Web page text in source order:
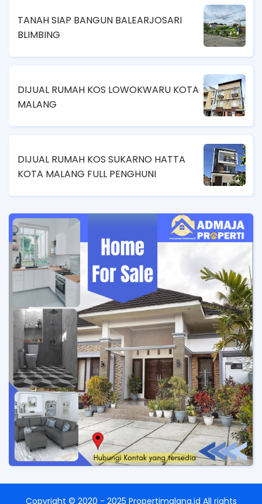
TANAH SIAP BANGUN BALEARJOSARI
BLIMBING
DIJUAL RUMAH KOS LOWOKWARU KOTA
MALANG
DIJUAL RUMAH KOS SUKARNO HATTA
KOTA MALANG FULL PENGHUNI
Copyright © 2020 - 2025 Propertimalang.id All rights